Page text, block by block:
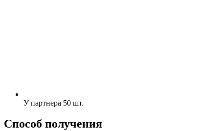
У партнера 50 шт.
Способ получения